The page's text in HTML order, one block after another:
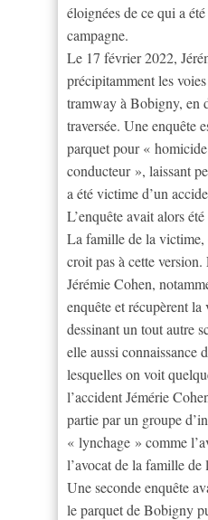
éloignées de ce qui a
campagne.
Le 17 février 2022,
précipitamment les
tramway à Bobigny, en
traversée. Une enquête
parquet pour «
conducteur », laissant
a été victime d’un
L’enquête avait alors
La famille de la victime,
croit pas à cette
Jérémie Cohen,
enquête et récupèrent
dessinant un tout autre
elle aussi connaissance
lesquelles on voit
l’accident Jémérie
partie par un groupe
« lynchage » comme
l’avocat de la famille
Une seconde enquête
le parquet de Bobigny